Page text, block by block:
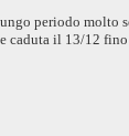
periodo molto
caduta il 13/12